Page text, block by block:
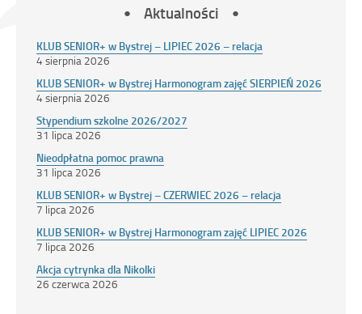
Aktualności
KLUB SENIOR+ w Bystrej – LIPIEC 2026 – relacja
4 sierpnia 2026
KLUB SENIOR+ w Bystrej Harmonogram zajęć SIERPIEŃ 2026
4 sierpnia 2026
Stypendium szkolne 2026/2027
31 lipca 2026
Nieodpłatna pomoc prawna
31 lipca 2026
KLUB SENIOR+ w Bystrej – CZERWIEC 2026 – relacja
7 lipca 2026
KLUB SENIOR+ w Bystrej Harmonogram zajęć LIPIEC 2026
7 lipca 2026
Akcja cytrynka dla Nikolki
26 czerwca 2026